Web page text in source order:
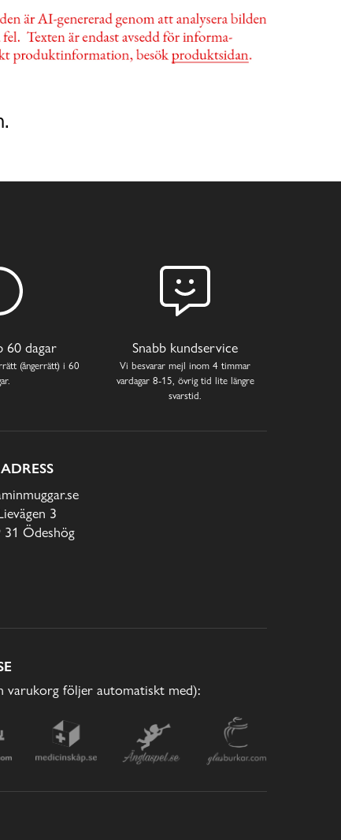
60 dagar
(ångerrätt) i 60
Snabb kundservice
Vi besvarar mejl inom 4 timmar
vardagar 8-15, övrig tid lite längre
svarstid.
ADRESS
3
31 Ödeshög
varukorg följer automatiskt med):